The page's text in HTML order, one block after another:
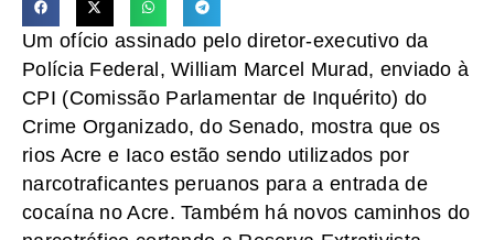
Um ofício assinado pelo diretor-executivo da
Polícia Federal, William Marcel Murad, enviado à
CPI (Comissão Parlamentar de Inquérito) do
Crime Organizado, do Senado, mostra que os
rios Acre e Iaco estão sendo utilizados por
narcotraficantes peruanos para a entrada de
cocaína no Acre. Também há novos caminhos do